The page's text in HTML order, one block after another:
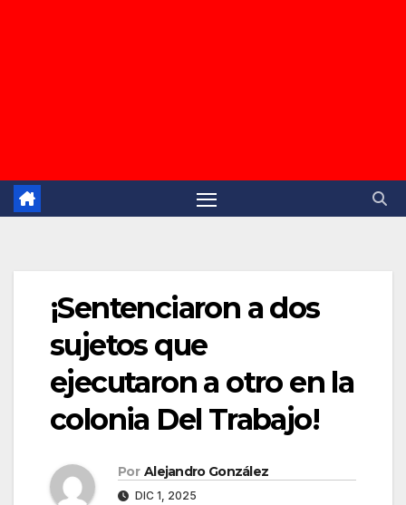
¡Sentenciaron a dos
sujetos que
ejecutaron a otro en la
colonia Del Trabajo!
Por Alejandro González
DIC 1, 2025